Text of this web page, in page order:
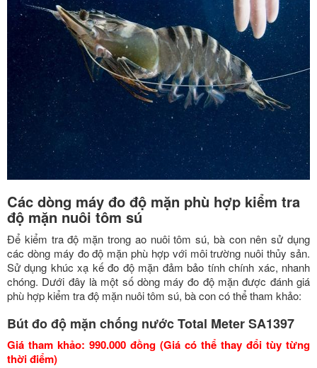
Các dòng máy đo độ mặn phù hợp kiểm tra
độ mặn nuôi tôm sú
Để kiểm tra độ mặn trong ao nuôi tôm sú, bà con nên sử dụng
các dòng máy đo độ mặn phù hợp với môi trường nuôi thủy sản.
Sử dụng khúc xạ kế đo độ mặn đảm bảo tính chính xác, nhanh
chóng. Dưới đây là một số dòng máy đo độ mặn được đánh giá
phù hợp kiểm tra độ mặn nuôi tôm sú, bà con có thể tham khảo:
Bút đo độ mặn chống nước Total Meter SA1397
Giá tham khảo: 990.000 đồng (Giá có thể thay đổi tùy từng
thời điểm)